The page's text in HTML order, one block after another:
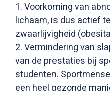
1. Voorkoming van
lichaam, is dus actief
zwaarlijvigheid
2. Vermindering van
van de prestaties bij
studenten.
een heel gezonde